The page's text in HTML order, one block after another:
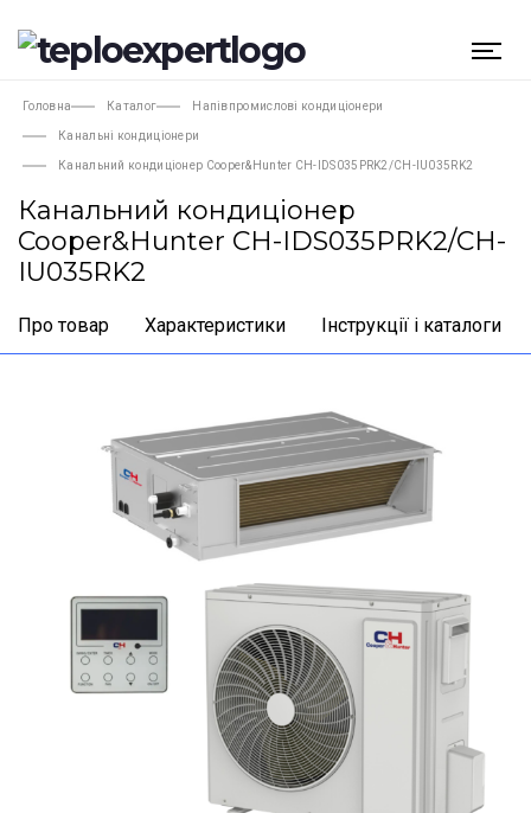
Головна Каталог Напівпромислові кондиціонери
Канальні кондиціонери
Канальний кондиціонер Cooper&Hunter CH-IDS035PRK2/CH-IU035RK2
Канальний кондиціонер
Cooper&Hunter CH-IDS035PRK2/CH-
IU035RK2
Про товар Характеристики Інструкції і каталоги